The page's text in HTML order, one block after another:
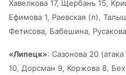
Хавелкова 17, Щербань 15,
Ефимова 1, Раевская (л),
Фетисова, Бабешина, Русакова
«Липецк»: Сазонова 20
10, Дорсман 9, Коржова 8,